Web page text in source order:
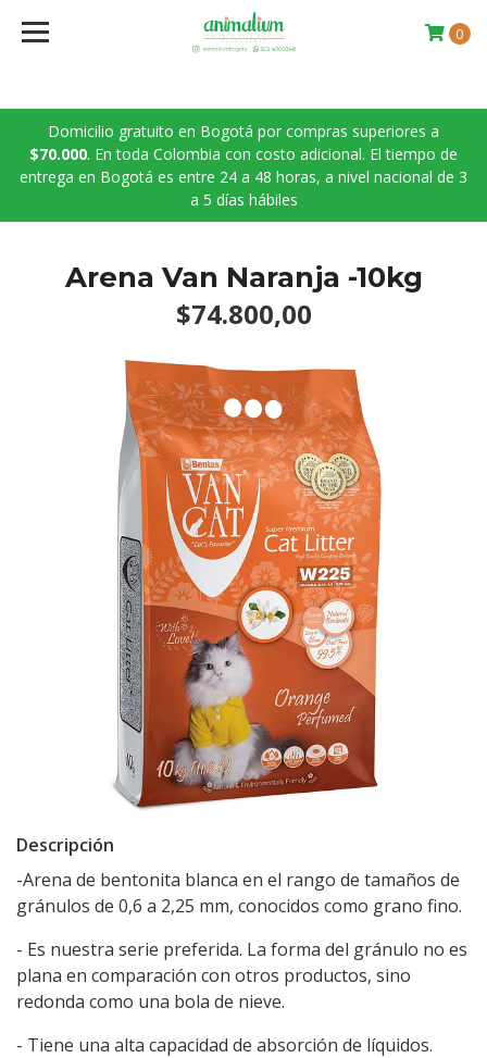
Domicilio gratuito en Bogotá por compras superiores a
$70.000. En toda Colombia con costo adicional. El tiempo de
entrega en Bogotá es entre 24 a 48 horas, a nivel nacional de 3
a 5 días hábiles
0
Arena Van Naranja -10kg
$74.800,00
Descripción
-Arena de bentonita blanca en el rango de tamaños de
gránulos de 0,6 a 2,25 mm, conocidos como grano fino.
- Es nuestra serie preferida. La forma del gránulo no es
plana en comparación con otros productos, sino
redonda como una bola de nieve.
- Tiene una alta capacidad de absorción de líquidos.